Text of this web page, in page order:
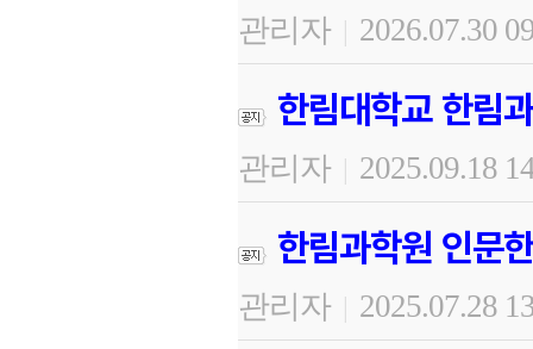
관리자 | 2026.07.30
한림대학교 한림
관리자 | 2025.09.18
한림과학원 인문
관리자 | 2025.07.28